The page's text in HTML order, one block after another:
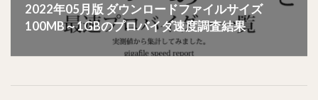
2022年05月版 ダウンロードファイルサイズ
100MB～1GBのプロバイダ速度調査結果